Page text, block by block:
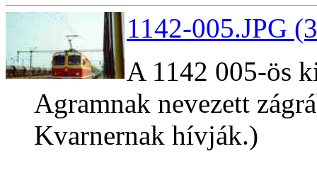
1142-005.JPG
A 1142 005-ös
Agramnak nevezett
Kvarnernak hívják.)